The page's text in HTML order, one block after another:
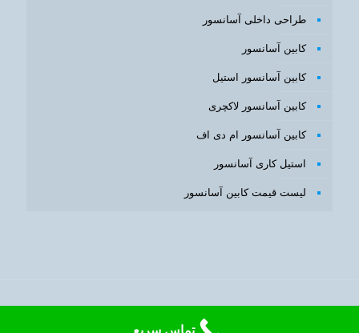
طراحی داخلی آسانسور
کابین آسانسور
کابین آسانسور استیل
کابین آسانسور لاکچری
کابین آسانسور ام دی اف
استیل کاری آسانسور
لیست قیمت کابین آسانسور
تماس سریع